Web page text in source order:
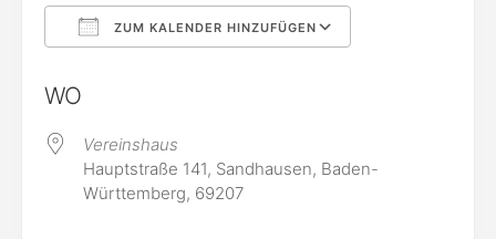
ZUM KALENDER HINZUFÜGEN
WO
Vereinshaus
Hauptstraße 141, Sandhausen, Baden-
Württemberg, 69207